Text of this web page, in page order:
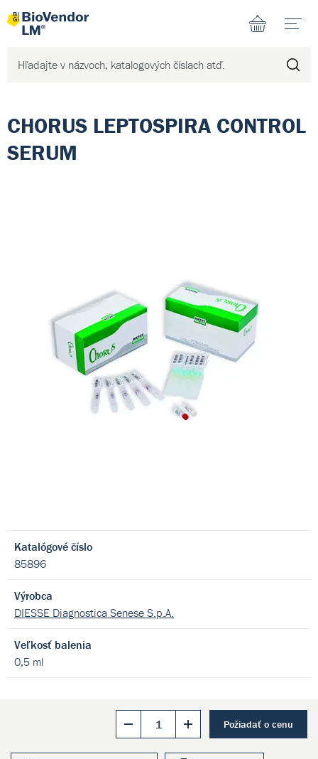
CHORUS LEPTOSPIRA CONTROL
SERUM
Katalógové číslo
85896
Výrobca
DIESSE Diagnostica Senese S.p.A.
Veľkosť balenia
0,5 ml
Požiadať o cenu